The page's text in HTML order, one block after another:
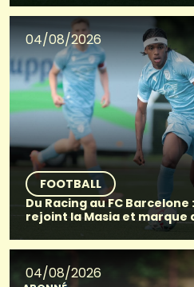
04/08/2026
FOOTBALL
Du Racing au FC Barcelone
rejoint la Masia et marque
04/08/2026